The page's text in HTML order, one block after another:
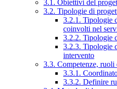
3.1. Obiettivi del
3.2. Tipologie di
3.2.1. Tipologie
coinvolti nel
3.2.2. Tipologie
3.2.3. Tipologie
intervento
3.3. Competenze,
3.3.1.
3.3.2. Definire